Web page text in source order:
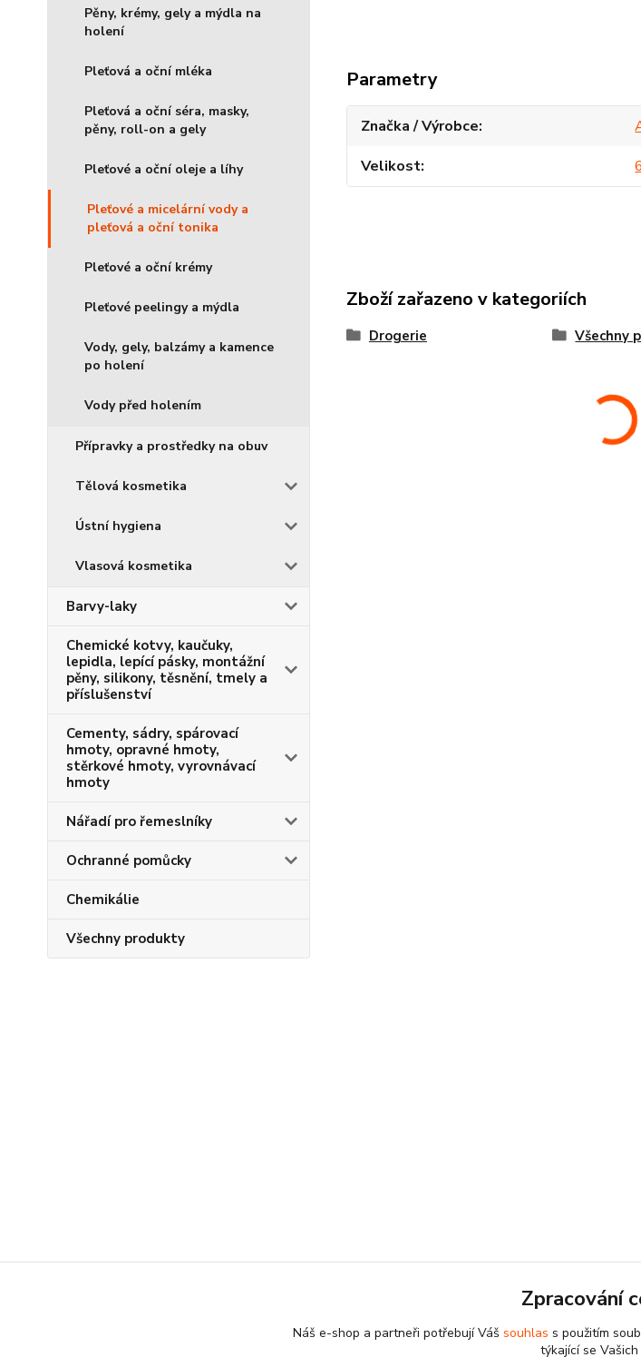
Pěny, krémy, gely a mýdla na
holení
Pleťová a oční mléka
Pleťová a oční séra, masky,
pěny, roll-on a gely
Pleťové a oční oleje a líhy
Pleťové a micelární vody a
pleťová a oční tonika
Pleťové a oční krémy
Pleťové peelingy a mýdla
Vody, gely, balzámy a kamence
po holení
Vody před holením
Přípravky a prostředky na obuv
Tělová kosmetika
Ústní hygiena
Vlasová kosmetika
Barvy-laky
Chemické kotvy, kaučuky,
lepidla, lepící pásky, montážní
pěny, silikony, těsnění, tmely a
příslušenství
Cementy, sádry, spárovací
hmoty, opravné hmoty,
stěrkové hmoty, vyrovnávací
hmoty
Nářadí pro řemeslníky
Ochranné pomůcky
Chemikálie
Všechny produkty
Parametry
Značka / Výrobce
Velikost
Zboží zařazeno v kategoriích
Drogerie Všechny
Zpracování
Náš e-shop a partneři potřebují Váš souhlas s použitím
týkající se Vašich